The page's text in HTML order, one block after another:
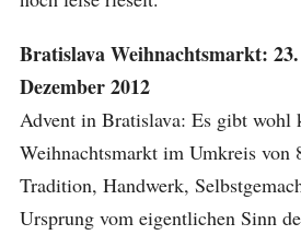
Bratislava Weihnachtsmarkt:
Dezember 2012
Advent in Bratislava: Es gibt wohl
Weihnachtsmarkt im Umkreis von
Tradition, Handwerk,
Ursprung vom eigentlichen Sinn